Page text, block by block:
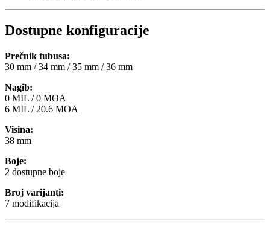
Dostupne konfiguracije
Prečnik tubusa:
30 mm / 34 mm / 35 mm / 36 mm
Nagib:
0 MIL / 0 MOA
6 MIL / 20.6 MOA
Visina:
38 mm
Boje:
2 dostupne boje
Broj varijanti:
7 modifikacija